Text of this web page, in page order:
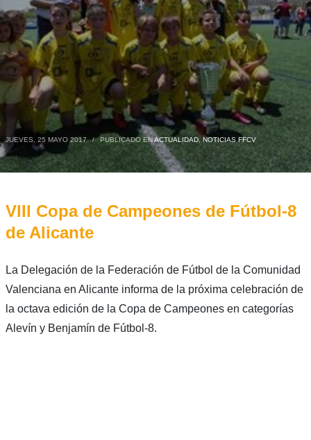
JUEVES, 25 MAYO 2017 / PUBLICADO ENACTUALIDAD, NOTICIAS FFCV
VIII Copa de Campeones de Fútbol-8
de Alicante
La Delegación de la Federación de Fútbol de la Comunidad
Valenciana en Alicante informa de la próxima celebración de
la octava edición de la Copa de Campeones en categorías
Alevín y Benjamín de Fútbol-8.